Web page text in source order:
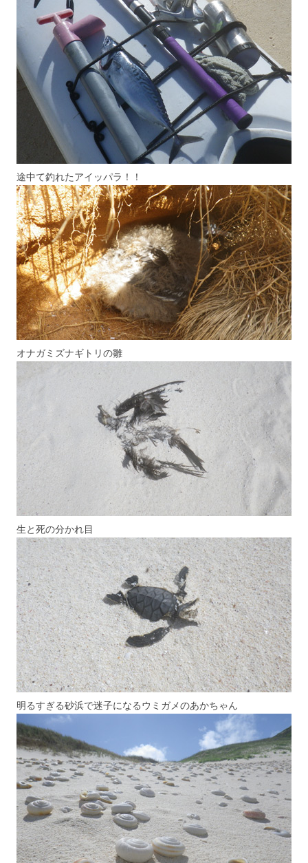
途中て釣れたアイッパラ！！
オナガミズナギトリの雛
生と死の分かれ目
明るすぎる砂浜で迷子になるウミガメのあかちゃん